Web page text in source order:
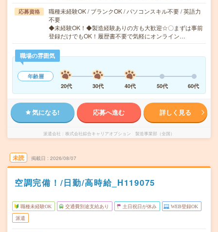
応募資格
職種未経験OK / ブランクOK / パソコンスキル不要 / 英語力
不要
◆未経験OK！◆製造経験ありの方も大歓迎☆〇まずは事前
登録だけでもOK！履歴書不要で気軽にオンライン…
職場の雰囲気
年齢層
20代
30代 40代 50代 60代
気になる! 応募へ進む 詳しく見る
派遣会社 株式会社綜合キャリアオプション 製造事業部（全国）
未読 掲載日 2026/08/07
空調完備！/日勤/高時給_H119075
職種未経験OK 交通費別途支給あり 土日祝日が休み WEB登録OK
派遣